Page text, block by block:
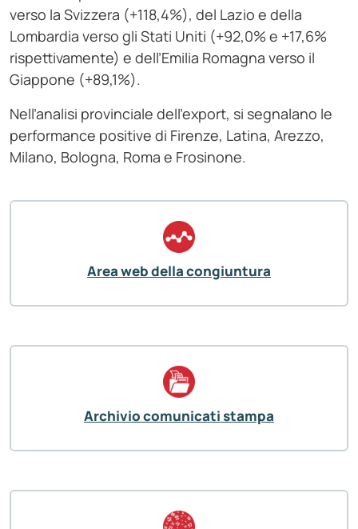
verso la Svizzera (+118,4%), del Lazio e della
Lombardia verso gli Stati Uniti (+92,0% e +17,6%
rispettivamente) e dell’Emilia Romagna verso il
Giappone (+89,1%).
Nell’analisi provinciale dell’export, si segnalano le
performance positive di Firenze, Latina, Arezzo,
Milano, Bologna, Roma e Frosinone.
Area web della congiuntura
Archivio comunicati stampa